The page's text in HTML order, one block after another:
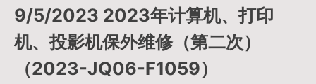
9/5/2023 2023年计算机、打印
机、投影机保外维修（第二次）
（2023-JQ06-F1059）